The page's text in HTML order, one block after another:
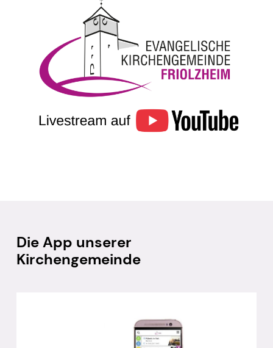
Die App unserer
Kirchengemeinde